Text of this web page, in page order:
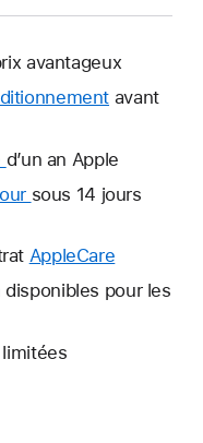
avantageux
avant
Une
nouvelle
d’un an Apple
Une
fenêtre
sous 14 jours
AppleCare
nouvelle
pour les